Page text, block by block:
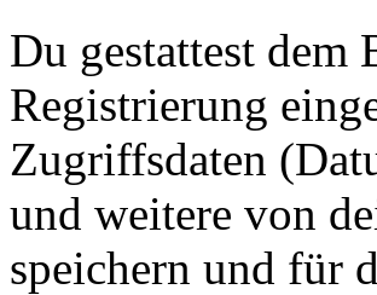
Du gestattest dem
Registrierung
Zugriffsdaten
und weitere von
speichern und für